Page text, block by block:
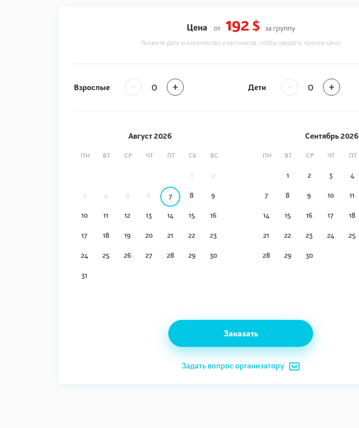
Цена от 192 $ за группу
Укажите дату и количество участников, чтобы увидеть точную цену
Взрослые - + Дети - +
Август2026
ПН ВТ СР ЧТ ПТ СБ ВС
1 2
3 4 5 6 7 8 9
10 11 12 13 14 15 16
17 18 19 20 21 22 23
24 25 26 27 28 29 30
31
Сентябрь2026
ПН ВТ СР ЧТ ПТ
1 2 3 4
7 8 9 10 11
14 15 16 17 18
21 22 23 24 25
28 29 30
Заказать
Задать вопрос организатору